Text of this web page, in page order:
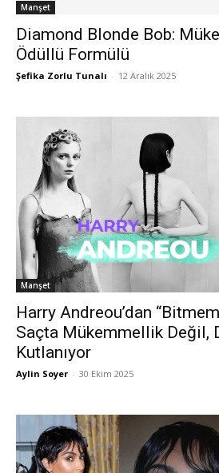
Manşet
Diamond Blonde Bob:
Ödüllü Formülü
Şefika Zorlu Tunalı - 12 Aralık 2025
Manşet
Harry Andreou’dan
Saçta Mükemmellik Değil,
Kutlanıyor
Aylin Soyer - 30 Ekim 2025